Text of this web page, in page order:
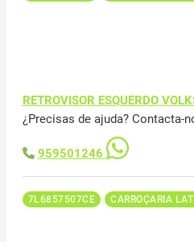
RETROVISOR ESQUERDO
¿Precisas de ajuda? Contacta-
959501246
7L6857507CE CARROÇARIA